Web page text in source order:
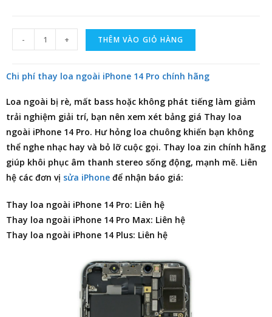
- + THÊM VÀO GIỎ HÀNG
Chi phí thay loa ngoài iPhone 14 Pro chính hãng
Loa ngoài bị rè, mất bass hoặc không phát tiếng làm giảm
trải nghiệm giải trí, bạn nên xem xét bảng giá Thay loa
ngoài iPhone 14 Pro. Hư hỏng loa chuông khiến bạn không
thể nghe nhạc hay và bỏ lỡ cuộc gọi. Thay loa zin chính hãng
giúp khôi phục âm thanh stereo sống động, mạnh mẽ. Liên
hệ các đơn vị sửa iPhone để nhận báo giá:
Thay loa ngoài iPhone 14 Pro: Liên hệ
Thay loa ngoài iPhone 14 Pro Max: Liên hệ
Thay loa ngoài iPhone 14 Plus: Liên hệ